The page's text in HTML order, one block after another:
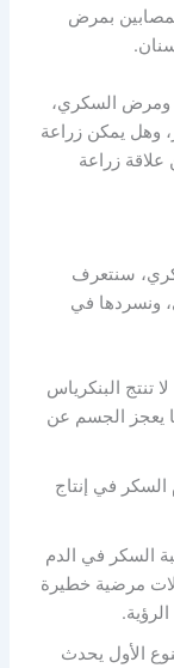
بمرض
ومرض السكري،
وهل يمكن زراعة
زراعة
سنتعرف
ونسردها في
البنكرياس
يعجز الجسم عن
في إنتاج
السكر في الدم
مرضية خطيرة
الأول يحدث